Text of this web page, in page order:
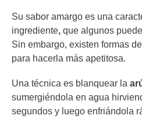
Su sabor amargo es una
ingrediente, que algunos
Sin embargo, existen formas
para hacerla más apetitosa.
Una técnica es blanquear la
sumergiéndola en agua
segundos y luego enfriándola